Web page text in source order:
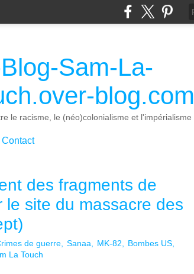
Sam-La-
blog.com
le racisme, le (néo)colonialisme et l'impérialisme
Contact
des fragments de
site du massacre des
de guerre Sanaa MK-82
Bombes US
La Touch